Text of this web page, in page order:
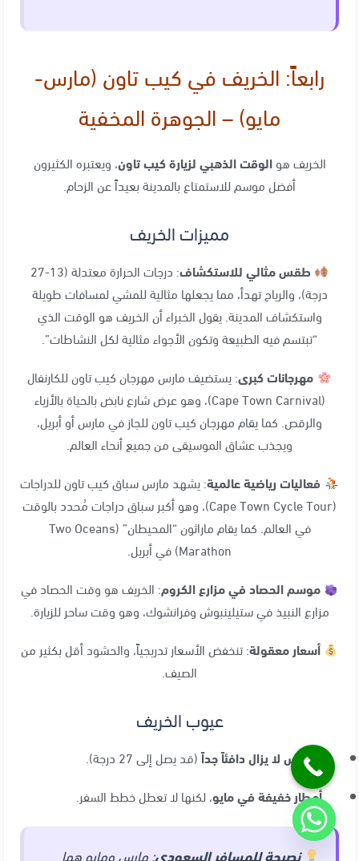
رابعاً: الخريف في كيب تاون (مارس-
مايو) – الجوهرة المخفية
الخريف هوالوقت الذهبي لزيارة كيب تاون، ويعتبره الكثيرون
أفضل موسم للاستمتاع بالمدينة بعيداً عن الزحام.
مميزات الخريف
طقس مثالي للاستكشاف
: درجات الحرارة معتدلة (13-27
درجة)، والرياح تهدأ، مما يجعلها مثالية للمشي لمسافات طويلة
واستكشاف المدينة. يقول الخبراء أن الخريف هو الوقت الذي
“تبتسم فيه الطبيعة وتكون الأجواء مثالية لكل النشاطات”.
مهرجانات كبرى: يستضيف مارس مهرجان كيب تاون للكارنفال
(Cape Town Carnival)، وهو عرض شارع نابض بالحياة بالأزياء
والرقص. كما يقام مهرجان كيب تاون للجاز في مارس أو أبريل،
ويجذب عشاق الموسيقى من جميع أنحاء العالم.
فعاليات رياضية عالمية: يشهد مارس سباق كيب تاون للدراجات
(Cape Town Cycle Tour)، وهو أكبر سباق دراجات مُحدد بالوقت
في العالم
. كما يقام ماراثون “المحيطان” (Two Oceans
Marathon) في أبريل
.
موسم الحصاد في مزارع الكروم: الخريف هو وقت الحصاد في
مزارع النبيذ في ستيلينبوش وفرانشوك، وهو وقت ساحر للزيارة.
أسعار معقولة: تنخفض الأسعار تدريجياً، والحشود أقل بكثير من
الصيف.
عيوب الخريف
مارس لا يزال دافئاً جداً(قد يصل إلى 27 درجة)
.
أمطار خفيفة في مايو، لكنها لا تعطل خطط السفر.
نصيحة للمسافر السعودي: مارس ومايو هما